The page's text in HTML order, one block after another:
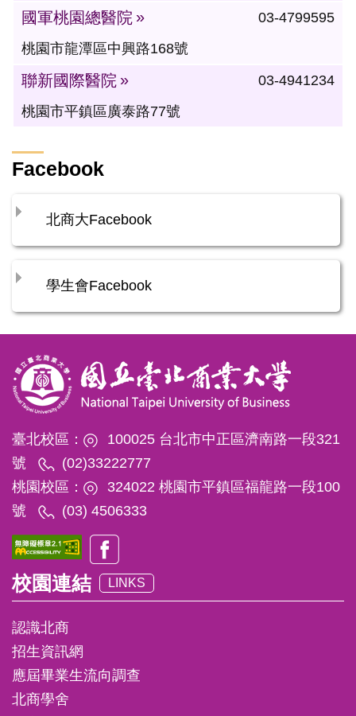
國軍桃園總醫院
03-4799595
桃園市龍潭區中興路168號
聯新國際醫院
03-4941234
桃園市平鎮區廣泰路77號
Facebook
北商大Facebook
學生會Facebook
臺北校區：
100025 台北市中正區濟南路一段321
號
(02)33222777
桃園校區：
324022 桃園市平鎮區福龍路一段100
號
(03) 4506333
校園連結 LINKS
認識北商
招生資訊網
應屆畢業生流向調查
北商學舍